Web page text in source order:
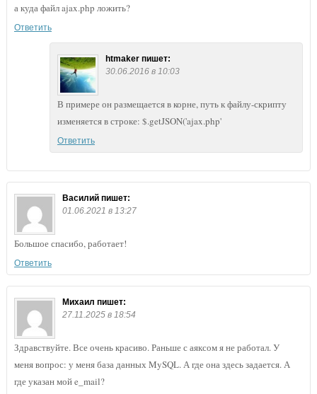
а куда файл ajax.php ложить?
Ответить
htmaker пишет:
30.06.2016 в 10:03
В примере он размещается в корне, путь к файлу-скрипту
изменяется в строке: $.getJSON('ajax.php'
Ответить
Василий пишет:
01.06.2021 в 13:27
Большое спасибо, работает!
Ответить
Михаил пишет:
27.11.2025 в 18:54
Здравствуйте. Все очень красиво. Раньше с аяксом я не работал. У
меня вопрос: у меня база данных MySQL. А где она здесь задается. А
где указан мой e_mail?